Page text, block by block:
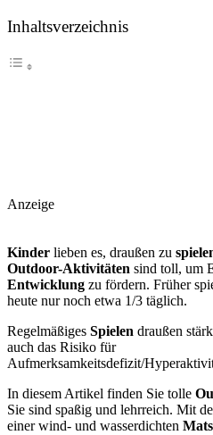
Inhaltsverzeichnis
Anzeige
Kinder lieben es, draußen zu
Outdoor-Aktivitäten sind toll, um
Entwicklung zu fördern. Früher
heute nur noch etwa 1/3 täglich.
Regelmäßiges Spielen draußen
auch das Risiko für
Aufmerksamkeitsdefizit/
In diesem Artikel finden Sie tolle
Sie sind spaßig und lehrreich. Mit
einer wind- und wasserdichten